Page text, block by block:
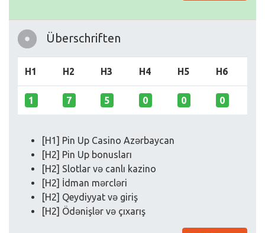
Überschriften
H1 H2 H3 H4 H5 H6
1 7 5 0 0 0
[H1] Pin Up Casino Azərbaycan
[H2] Pin Up bonusları
[H2] Slotlar və canlı kazino
[H2] İdman mərcləri
[H2] Qeydiyyat və giriş
[H2] Ödənişlər və çıxarış